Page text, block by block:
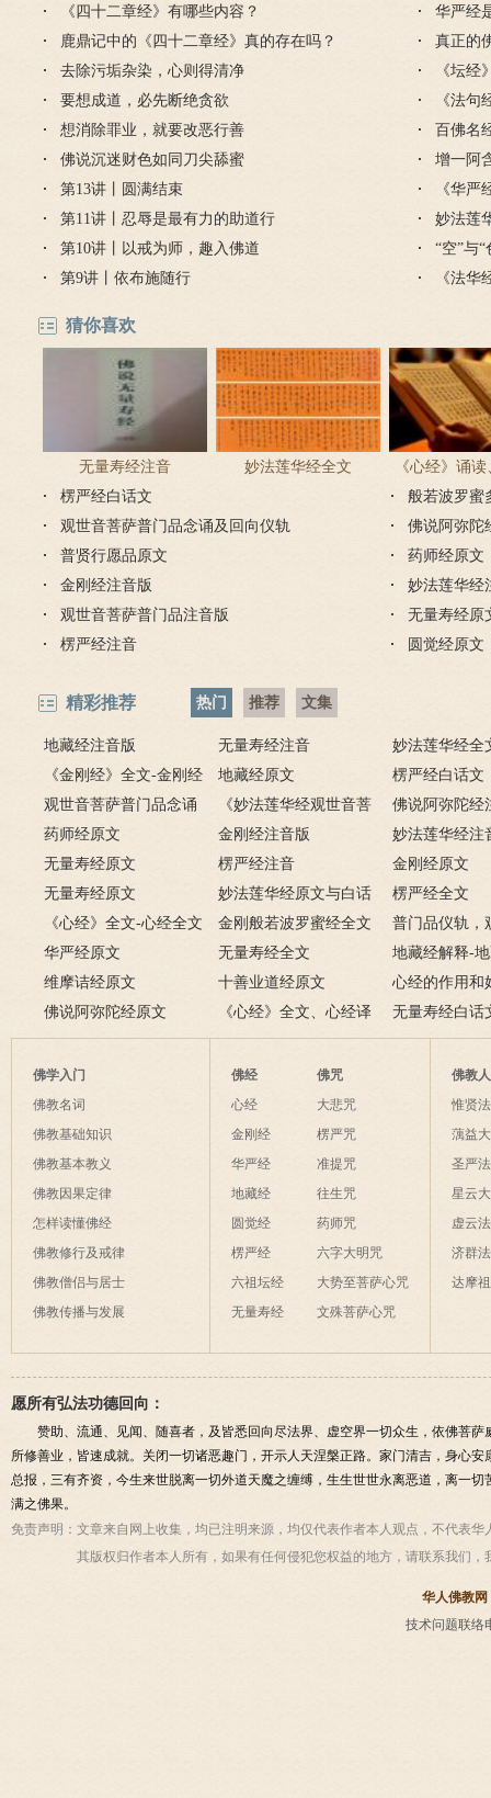
《四十二章经》有哪些内容？
鹿鼎记中的《四十二章经》真的存在吗？
去除污垢杂染，心则得清净
要想成道，必先断绝贪欲
想消除罪业，就要改恶行善
佛说沉迷财色如同刀尖舔蜜
第13讲丨圆满结束
第11讲丨忍辱是最有力的助道行
第10讲丨以戒为师，趣入佛道
第9讲丨依布施随行
华严经
真正的
毒是魔
《坛
思
《法
的讲解
百佛名
增一阿
《华严
么意思
妙法莲
“空”与
《法
猜你喜欢
无量寿经注音 妙法莲华经全文
《心经》诵
步骤
楞严经白话文
般若波罗蜜
观世音菩萨普门品念诵及回向仪轨
佛说阿弥陀
普贤行愿品原文
药师经原文
金刚经注音版
妙法莲华经
观世音菩萨普门品注音版
无量寿经原
楞严经注音
圆觉经原文
精彩推荐 热门 推荐 文集
地藏经注音版 无量寿经注音
妙法莲华经全
《金刚经》全文-金刚经
原文、译文及释意
地藏经原文
楞严经白话文
观世音菩萨普门品念诵
及回向仪轨
《妙法莲华经观世音菩
萨普门品》全文
佛说阿弥陀经
药师经原文
金刚经注音版
妙法莲华经注
无量寿经原文
楞严经注音
金刚经原文
无量寿经原文
妙法莲华经原文与白话
文对照版
楞严经全文
《心经》全文-心经全文
注音及译文
金刚般若波罗蜜经全文
普门品仪轨，
萨普门品完整
华严经原文 无量寿经全文
地藏经解释-
白话解释
维摩诘经原文 十善业道经原文
心经的作用和
经有什么作用
佛说阿弥陀经原文
《心经》全文、心经译
文解释
无量寿经白话
佛学入门
佛教名词
佛教基础知识
佛教基本教义
佛教因果定律
怎样读懂佛经
佛教修行及戒律
佛教僧侣与居士
佛教传播与发展
佛经
心经
金刚经
华严经
地藏经
圆觉经
楞严经
六祖坛经
无量寿经
佛咒
大悲咒
楞严咒
准提咒
往生咒
药师咒
六字大明咒
大势至菩萨心咒
文殊菩萨心咒
佛教
惟贤
蕅益
圣严
星云
虚云
济群
达摩
愿所有弘法功德回向：
赞助、流通、见闻、随喜者，及皆悉回向尽法界、虚空界一切众生，依佛菩
所修善业，皆速成就。关闭一切诸恶趣门，开示人天涅槃正路。家门清吉，身心
总报，三有齐资，今生来世脱离一切外道天魔之缠缚，生生世世永离恶道，离一
满之佛果。
免责声明： 文章来自网上收集，均已注明来源，均仅代表作者本人观点，不代表
其版权归作者本人所有，如果有任何侵犯您权益的地方，请联系我们，
华人佛教网
技术问题联络